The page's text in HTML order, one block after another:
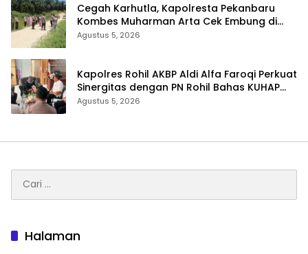
Cegah Karhutla, Kapolresta Pekanbaru
Kombes Muharman Arta Cek Embung di
Payung Sekaki dan Tenayan Raya
Agustus 5, 2026
Kapolres Rohil AKBP Aldi Alfa Faroqi Perkuat
Sinergitas dengan PN Rohil Bahas KUHAP
Baru
Agustus 5, 2026
untuk:
Halaman